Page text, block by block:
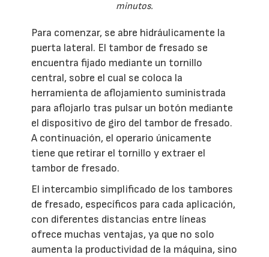
minutos.
Para comenzar, se abre hidráulicamente la
puerta lateral. El tambor de fresado se
encuentra fijado mediante un tornillo
central, sobre el cual se coloca la
herramienta de aflojamiento suministrada
para aflojarlo tras pulsar un botón mediante
el dispositivo de giro del tambor de fresado.
A continuación, el operario únicamente
tiene que retirar el tornillo y extraer el
tambor de fresado.
El intercambio simplificado de los tambores
de fresado, específicos para cada aplicación,
con diferentes distancias entre líneas
ofrece muchas ventajas, ya que no solo
aumenta la productividad de la máquina, sino